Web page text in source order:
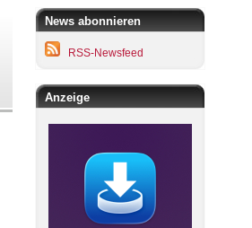
News abonnieren
RSS-Newsfeed
Anzeige